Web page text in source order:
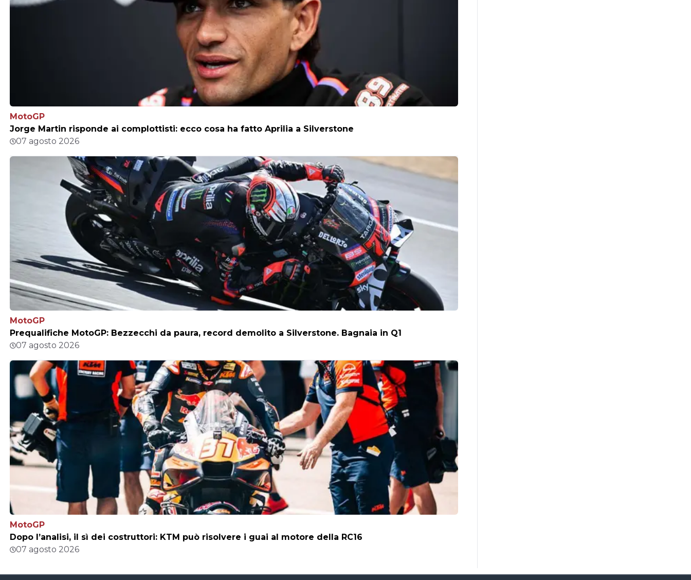
MotoGP
Jorge Martin risponde ai complottisti: ecco cosa ha fatto Aprilia a Silverstone
07 agosto 2026
MotoGP
Prequalifiche MotoGP: Bezzecchi da paura, record demolito a Silverstone. Bagnaia in Q1
07 agosto 2026
MotoGP
Dopo l’analisi, il sì dei costruttori: KTM può risolvere i guai al motore della RC16
07 agosto 2026